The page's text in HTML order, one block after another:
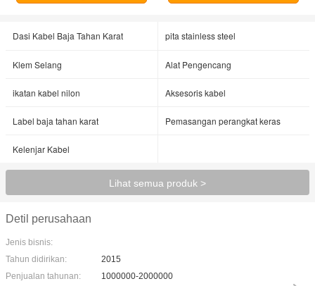
Dasi Kabel Baja Tahan Karat pita stainless steel
Klem Selang Alat Pengencang
ikatan kabel nilon Aksesoris kabel
Label baja tahan karat Pemasangan perangkat keras
Kelenjar Kabel
Lihat semua produk >
Detil perusahaan
Jenis bisnis:
Tahun didirikan:
2015
Penjualan tahunan:
1000000-2000000